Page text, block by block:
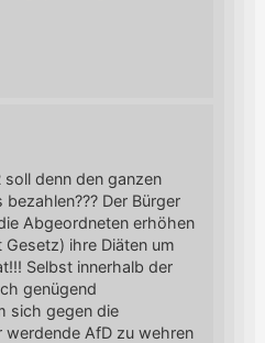
soll denn den ganzen
Der Bürger
Abgeordneten erhöhen
ihre Diäten um
Selbst innerhalb der
genügend
sich gegen die
werdende AfD zu wehren